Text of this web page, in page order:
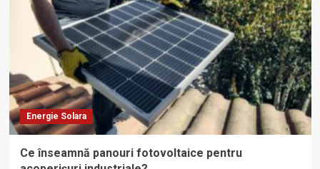
Energie Solara
Ce înseamnă panouri fotovoltaice pentru